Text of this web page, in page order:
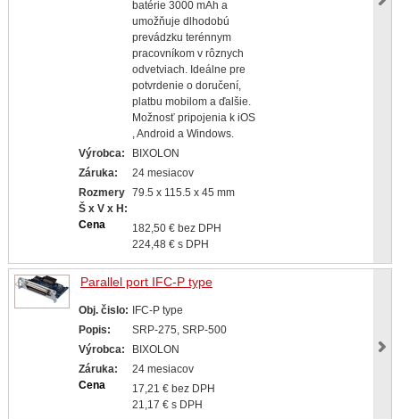
batérie 3000 mAh a
umožňuje dlhodobú
prevádzku terénnym
pracovníkom v rôznych
odvetviach. Ideálne pre
potvrdenie o doručení,
platbu mobilom a ďalšie.
Možnosť pripojenia k iOS
, Android a Windows.
Výrobca:
BIXOLON
Záruka:
24 mesiacov
Rozmery
Š x V x H:
79.5 x 115.5 x 45 mm
Cena
182,50 € bez DPH
224,48 € s DPH
Parallel port IFC-P type
Obj. čislo:
IFC-P type
Popis:
SRP-275, SRP-500
Výrobca:
BIXOLON
Záruka:
24 mesiacov
Cena
17,21 € bez DPH
21,17 € s DPH